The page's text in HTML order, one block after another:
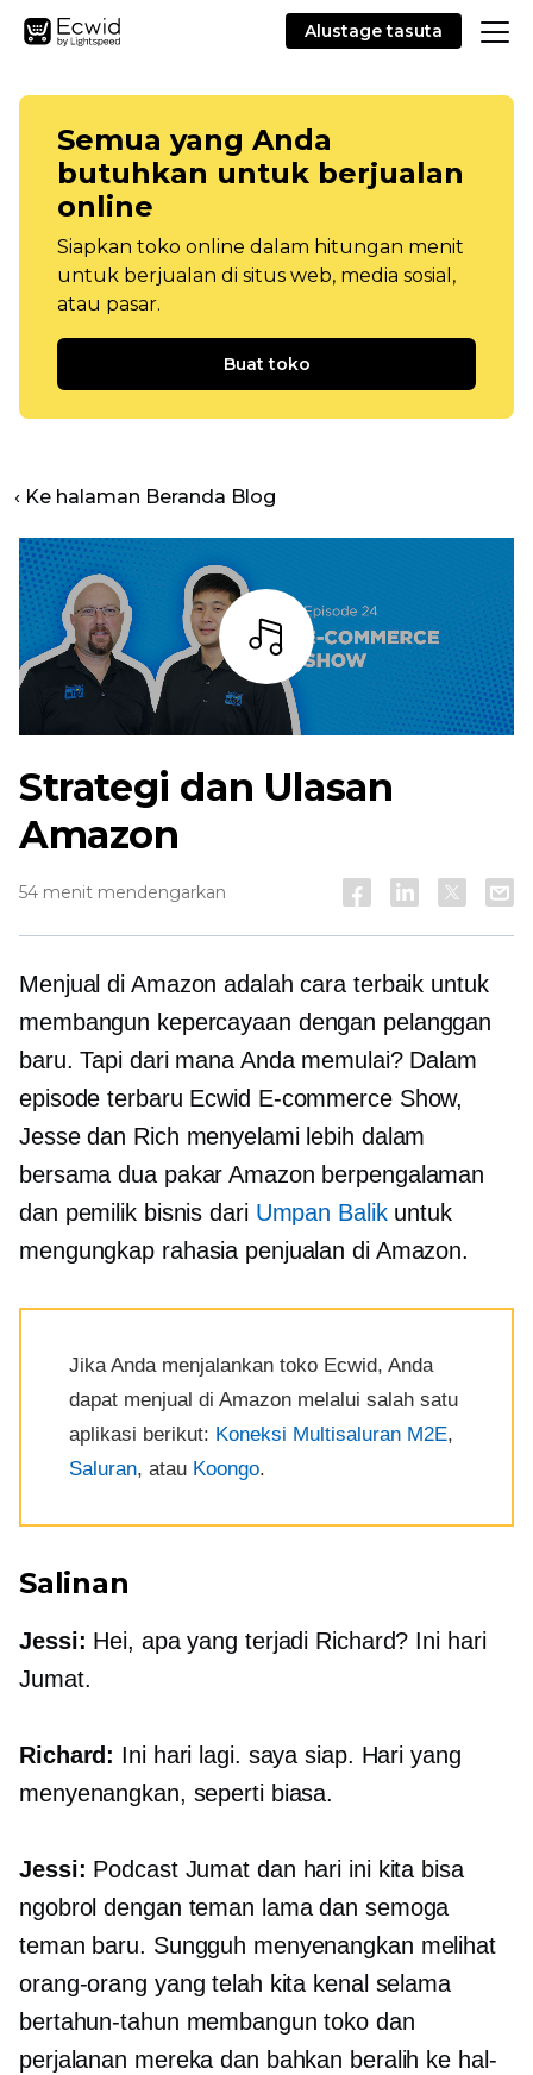
Alustage tasuta
Semua yang Anda
butuhkan untuk berjualan
online
Siapkan toko online dalam hitungan menit
untuk berjualan di situs web, media sosial,
atau pasar.
Buat toko
‹ Ke halaman Beranda Blog
Mendengarkan
Strategi dan Ulasan
Amazon
54 menit mendengarkan
Menjual di Amazon adalah cara terbaik untuk
membangun kepercayaan dengan pelanggan
baru. Tapi dari mana Anda memulai? Dalam
episode terbaru Ecwid E-commerceShow,
Jesse dan Rich menyelami lebih dalam
bersama dua pakar Amazon berpengalaman
dan pemilik bisnis dari Umpan Balik untuk
mengungkap rahasia penjualan di Amazon.
Jika Anda menjalankan toko Ecwid, Anda
dapat menjual di Amazon melalui salah satu
aplikasi berikut: Koneksi Multisaluran M2E,
Saluran, atau Koongo.
Salinan
Jessi: Hei, apa yang terjadi Richard? Ini hari
Jumat.
Richard: Ini hari lagi. saya siap. Hari yang
menyenangkan, seperti biasa.
Jessi: Podcast Jumat dan hari ini kita bisa
ngobrol dengan teman lama dan semoga
teman baru. Sungguh menyenangkan melihat
orang-orang yang telah kita kenal selama
bertahun-tahun membangun toko dan
perjalanan mereka dan bahkan beralih ke hal-